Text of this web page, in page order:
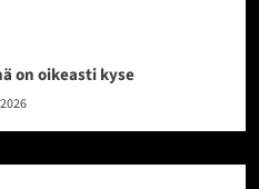
on oikeasti kyse